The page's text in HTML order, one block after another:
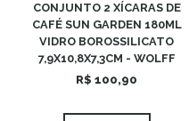
CONJUNTO 2 XÍCARAS DE
CAFÉ SUN GARDEN 180ML
VIDRO BOROSSILICATO
7,9X10,8X7,3CM - WOLFF
R$ 100,90